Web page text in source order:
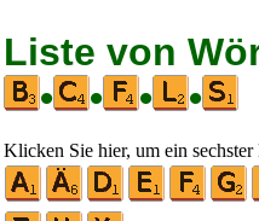
Liste von
•
• • •
Klicken Sie hier, um ein